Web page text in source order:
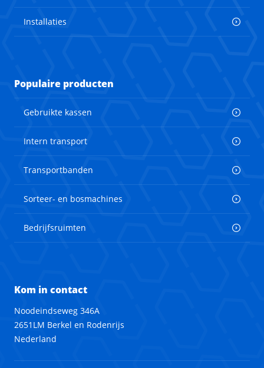
Installaties
Populaire producten
Gebruikte kassen
Intern transport
Transportbanden
Sorteer- en bosmachines
Bedrijfsruimten
Kom in contact
Noodeindseweg 346A
2651LM Berkel en Rodenrijs
Nederland